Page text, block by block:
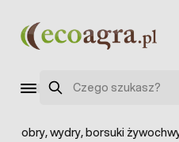
Szukaj
bobry, wydry, borsuki